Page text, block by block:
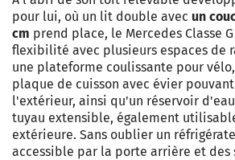
pour lui, où un lit double avec un
cm prend place, le Mercedes Classe
flexibilité avec plusieurs espaces de
une plateforme coulissante pour
plaque de cuisson avec évier
l'extérieur, ainsi qu'un réservoir d'eau
tuyau extensible, également
extérieure. Sans oublier un
accessible par la porte arrière et des